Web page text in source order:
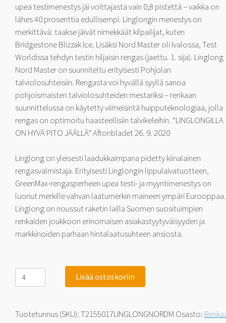
upea testimenestys jäi voittajasta vain 0,8 pistettä – vaikka on
lähes 40 prosenttia edullisempi. Linglongin menestys on
merkittävä: taakse jäivät nimekkäät kilpailijat, kuten
Bridgestone Blizzak Ice. Lisäksi Nord Master oli Ivalossa, Test
Worldissa tehdyn testin hiljaisin rengas (jaettu. 1. sija). Linglong
Nord Master on suunniteltu erityisesti Pohjolan
talviolosuhteisiin. Rengasta voi hyvällä syyllä sanoa
pohjoismaisten talviolosuhteiden mestariksi – renkaan
suunnittelussa on käytetty viimeisintä huipputeknologiaa, jolla
rengas on optimoitu haasteellisiin talvikeleihin. “LINGLONGILLA
ON HYVÄ PITO JÄÄLLÄ” Aftonbladet 26. 9. 2020
Linglong on yleisesti laadukkaimpana pidetty kiinalainen
rengasvalmistaja. Erityisesti Linglongin lippulaivatuotteen,
GreenMax-rengasperheen upea testi- ja myyntimenestys on
luonut merkille vahvan laatumerkin maineen ympäri Eurooppaa.
Linglong on noussut raketin lailla Suomen suosituimpien
renkaiden joukkoon erinomaisen asiakastyytyväisyyden ja
markkinoiden parhaan hintalaatusuhteen ansiosta.
Linglong
Nord
Master
17
Lisää ostoskoriin
Tuotetunnus (SKU):T2155017LINGLONGNORDM Osasto: